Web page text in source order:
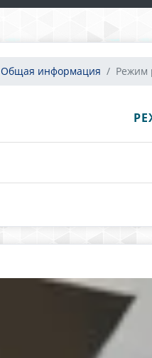
Общая информация Режим